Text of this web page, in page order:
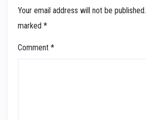
Your email address will not be published.
marked *
Comment *